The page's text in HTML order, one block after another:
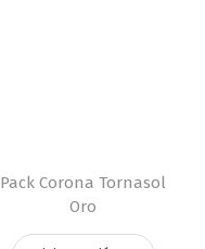
Pack Corona Tornasol
Oro